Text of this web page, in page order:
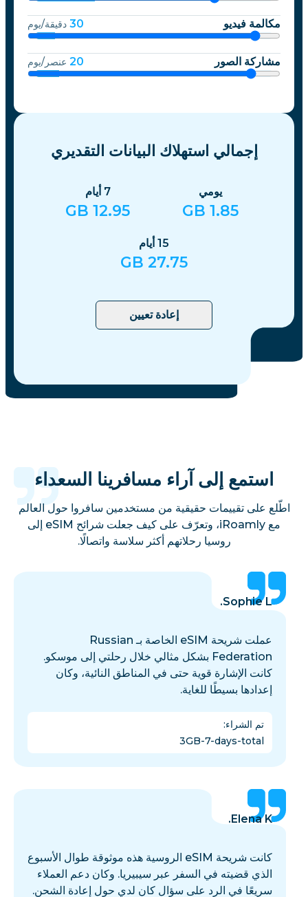
مكالمة فيديو 30 دقيقة/يوم
مشاركة الصور 20 عنصر/يوم
إجمالي استهلاك البيانات التقديري
يومي
1.85
7 أيام
12.95
15 أيام
27.75
إعادة تعيين
استمع إلى آراء مسافرينا السعداء
اطّلع على تقييمات حقيقية من مستخدمين سافروا حول العالم
مع iRoamly، وتعرّف على كيف جعلت شرائح eSIM إلى
روسيا رحلاتهم أكثر سلاسة واتصالًا.
Sophie L.
عملت شريحة eSIM الخاصة بـ Russian
Federation بشكل مثالي خلال رحلتي إلى موسكو.
كانت الإشارة قوية حتى في المناطق النائية، وكان
إعدادها بسيطًا للغاية.
تم الشراء:
3GB-7-days-total
Elena K.
كانت شريحة eSIM الروسية هذه موثوقة طوال الأسبوع
الذي قضيته في السفر عبر سيبيريا. وكان دعم العملاء
سريعًا في الرد على سؤال كان لدي حول إعادة الشحن.